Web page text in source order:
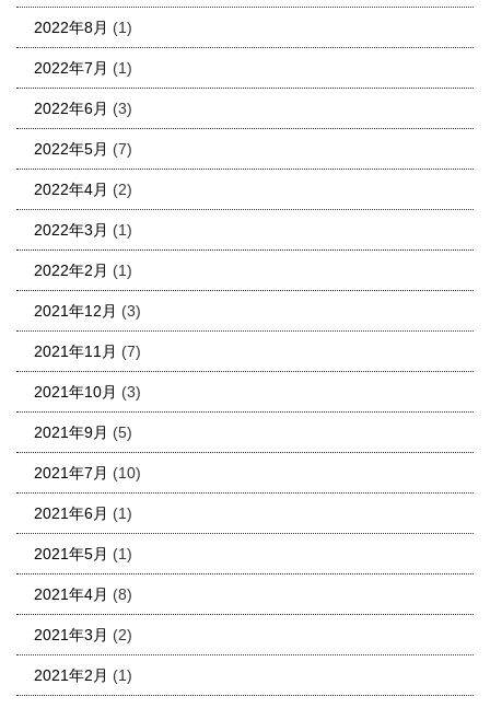
2022年8月 (1)
2022年7月 (1)
2022年6月 (3)
2022年5月 (7)
2022年4月 (2)
2022年3月 (1)
2022年2月 (1)
2021年12月 (3)
2021年11月 (7)
2021年10月 (3)
2021年9月 (5)
2021年7月 (10)
2021年6月 (1)
2021年5月 (1)
2021年4月 (8)
2021年3月 (2)
2021年2月 (1)